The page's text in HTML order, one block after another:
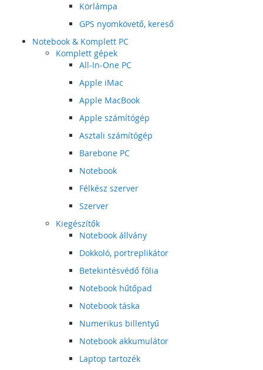
Körlámpa
GPS nyomkövető, kereső
Notebook & Komplett PC
Komplett gépek
All-In-One PC
Apple iMac
Apple MacBook
Apple számítógép
Asztali számítógép
Barebone PC
Notebook
Félkész szerver
Szerver
Kiegészítők
Notebook állvány
Dokkoló, portreplikátor
Betekintésvédő fólia
Notebook hűtőpad
Notebook táska
Numerikus billentyű
Notebook akkumulátor
Laptop tartozék